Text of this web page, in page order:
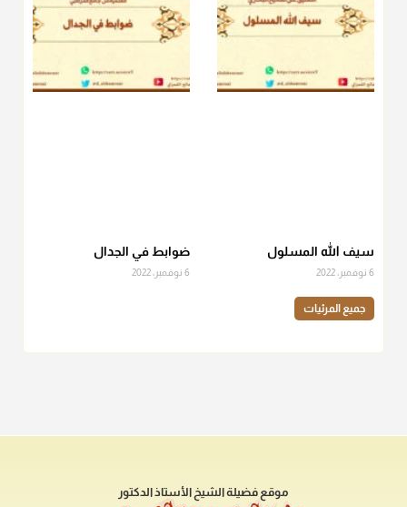
دفعزكاة الفطرللمسكين القريب صدقة وصلة وهو أفضل من
دفعها للبعيد ولا تغرك مظاهر ووظائف بعض الأقارب فإن
منذ 3 شهر
سيف الله المسلول
6 نوفمبر، 2022
ضوابط في الجدال
6 نوفمبر، 2022
جميع المرئيات
موقع فضيلة الشيخ الأستاذ الدكتور